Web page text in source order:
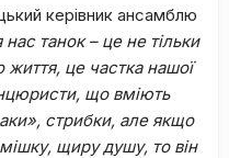
керівник ансамблю
нас танок – це не тільки
це частка нашої
що вміють
стрибки, але якщо
щиру душу, то він